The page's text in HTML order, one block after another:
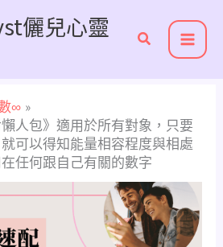
儷兒心靈
∞
懶人包》適用於所有對象，只要
可以得知能量相容程度與相處
任何跟自己有關的數字